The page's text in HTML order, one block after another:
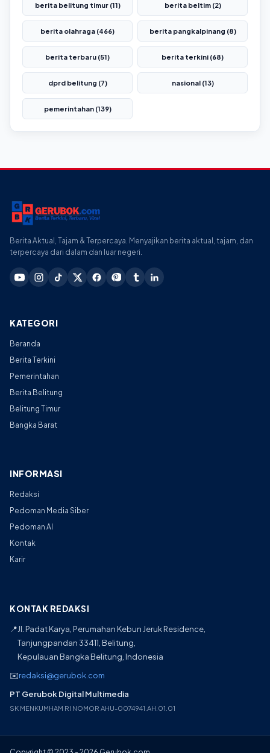
berita belitung timur (11) berita beltim (2)
berita olahraga (466) berita pangkalpinang (8)
berita terbaru (51) berita terkini (68)
dprd belitung (7) nasional (13)
pemerintahan (139)
Berita Aktual, Tajam & Terpercaya. Menyajikan berita aktual, tajam, dan
terpercaya dari dalam dan luar negeri.
KATEGORI
Beranda
Berita Terkini
Pemerintahan
Berita Belitung
Belitung Timur
Bangka Barat
INFORMASI
Redaksi
Pedoman Media Siber
Pedoman AI
Kontak
Karir
KONTAK REDAKSI
📍Jl. Padat Karya, Perumahan Kebun Jeruk Residence,
Tanjungpandan 33411, Belitung,
Kepulauan Bangka Belitung, Indonesia
✉️redaksi@gerubok.com
PT Gerubok Digital Multimedia
SK MENKUMHAM RI NOMOR AHU-0074941.AH.01.01